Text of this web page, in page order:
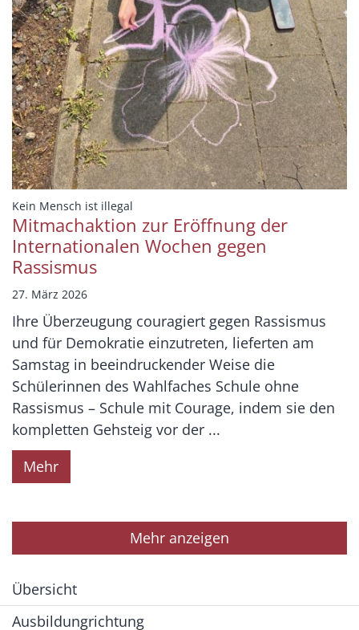
Kein Mensch ist illegal
Mitmachaktion zur Eröffnung der
Internationalen Wochen gegen
Rassismus
27. März 2026
Ihre Überzeugung couragiert gegen Rassismus
und für Demokratie einzutreten, lieferten am
Samstag in beeindruckender Weise die
Schülerinnen des Wahlfaches Schule ohne
Rassismus – Schule mit Courage, indem sie den
kompletten Gehsteig vor der ...
Mehr
Mehr anzeigen
Übersicht
Ausbildungrichtung